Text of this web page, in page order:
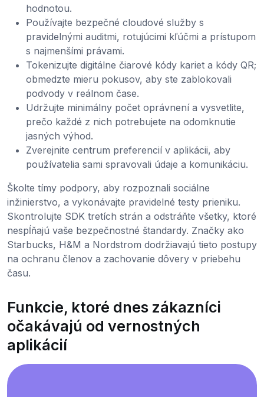
hodnotou.
Používajte bezpečné cloudové služby s
pravidelnými auditmi, rotujúcimi kľúčmi a prístupom
s najmenšími právami.
Tokenizujte digitálne čiarové kódy kariet a kódy QR;
obmedzte mieru pokusov, aby ste zablokovali
podvody v reálnom čase.
Udržujte minimálny počet oprávnení a vysvetlite,
prečo každé z nich potrebujete na odomknutie
jasných výhod.
Zverejnite centrum preferencií v aplikácii, aby
používatelia sami spravovali údaje a komunikáciu.
Školte tímy podpory, aby rozpoznali sociálne
inžinierstvo, a vykonávajte pravidelné testy prieniku.
Skontrolujte SDK tretích strán a odstráňte všetky, ktoré
nespĺňajú vaše bezpečnostné štandardy. Značky ako
Starbucks, H&M a Nordstrom dodržiavajú tieto postupy
na ochranu členov a zachovanie dôvery v priebehu
času.
Funkcie, ktoré dnes zákazníci
očakávajú od vernostných
aplikácií